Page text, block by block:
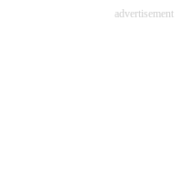
advertisement